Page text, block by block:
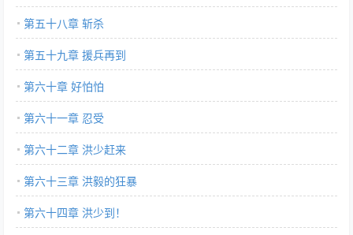
第五十八章 斩杀
第五十九章 援兵再到
第六十章 好怕怕
第六十一章 忍受
第六十二章 洪少赶来
第六十三章 洪毅的狂暴
第六十四章 洪少到！